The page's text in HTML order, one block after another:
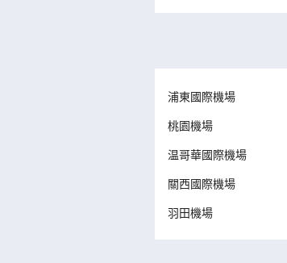
浦東國際機場
桃園機場
温哥華國際機場
關西國際機場
羽田機場